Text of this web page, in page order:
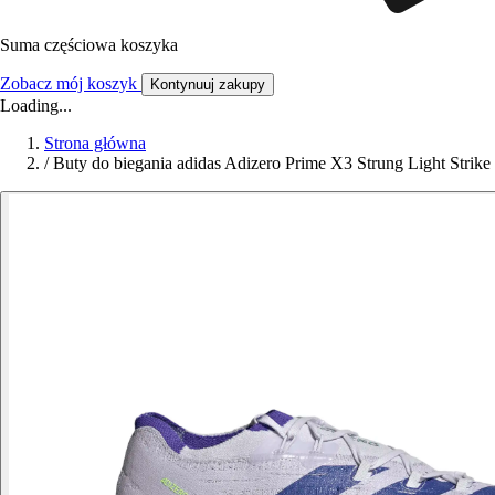
Suma częściowa koszyka
Zobacz mój koszyk Kontynuuj zakupy
Loading...
Strona główna
/ Buty do biegania adidas Adizero Prime X3 Strung Light Strike